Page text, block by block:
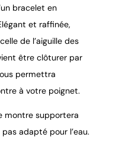
bracelet en
et raffinée,
de l’aiguille des
être clôturer par
permettra
à votre poignet.
montre supportera
adapté pour l’eau.